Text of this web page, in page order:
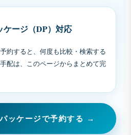
ケージ（DP）対応
約すると、何度も比較・検索する
配は、このページからまとめて完
ッケージで予約する →